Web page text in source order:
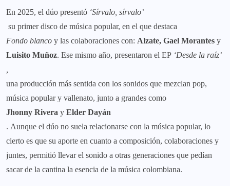
En 2025, el dúo presentó ‘Sírvalo, sírvalo’
su primer disco de música popular, en el que destaca
Fondo blanco y las colaboraciones con: Alzate, Gael Morantes y
Luisito Muñoz. Ese mismo año, presentaron el EP ‘Desde la raíz’
una producción más sentida con los sonidos que mezclan pop,
música popular y vallenato, junto a grandes como
Jhonny Rivera y Elder Dayán
. Aunque el dúo no suela relacionarse con la música popular, lo
cierto es que su aporte en cuanto a composición, colaboraciones y
juntes, permitió llevar el sonido a otras generaciones que pedían
sacar de la cantina la esencia de la música colombiana.